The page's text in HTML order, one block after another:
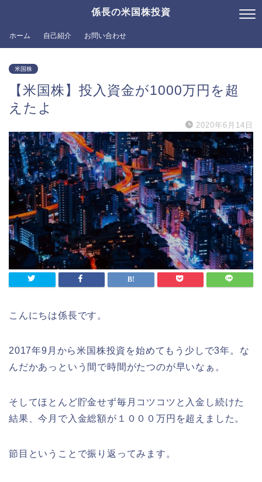
係長の米国株投資
ホーム 自己紹介 お問い合わせ
米国株
【米国株】投入資金が1000万円を超
えたよ
2020年6月14日
こんにちは係長です。
2017年9月から米国株投資を始めてもう少しで3年。な
んだかあっという間で時間がたつのが早いなぁ。
そしてほとんど貯金せず毎月コツコツと入金し続けた
結果、今月で入金総額が１０００万円を超えました。
節目ということで振り返ってみます。